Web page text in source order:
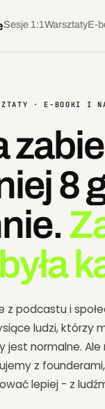
Sesje 1:1WarsztatyE-
· E-BOOKI I
8
z podcastu i
ludzi, którzy
jest normalne.
z
lepiej - z